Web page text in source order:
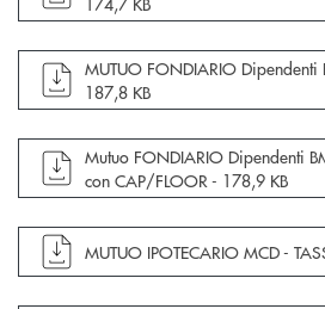
apre documento in una nuova
MUTUO FONDIARIO Dipendenti
187,8 KB
apre documento in una nuova
Mutuo FONDIARIO Dipendenti
con CAP/FLOOR - 178,9 KB
apre documento in una nuova
MUTUO IPOTECARIO MCD -